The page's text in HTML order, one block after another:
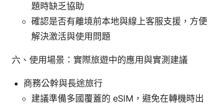
題時缺乏協助
確認是否有離境前本地與線上客服支援，方便
解決激活與使用問題
六、使用場景：實際旅遊中的應用與實測建議
商務公幹與長途旅行
建議準備多國覆蓋的 eSIM，避免在轉機時出